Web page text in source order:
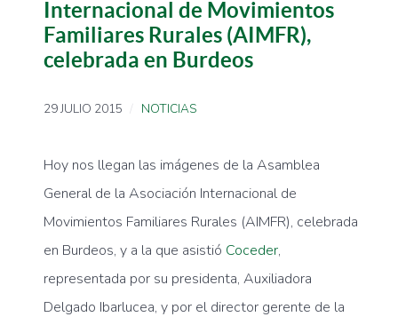
Internacional de Movimientos
Familiares Rurales (AIMFR),
celebrada en Burdeos
29 JULIO 2015 NOTICIAS
Hoy nos llegan las imágenes de la Asamblea
General de la Asociación Internacional de
Movimientos Familiares Rurales (AIMFR), celebrada
en Burdeos, y a la que asistió Coceder,
representada por su presidenta, Auxiliadora
Delgado Ibarlucea, y por el director gerente de la